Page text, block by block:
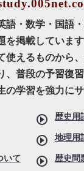
語・数学・国語
を掲載していま
使えるものから
、普段の予習復
の学習を強力にサ
いて
歴史用
地理用
歴史問